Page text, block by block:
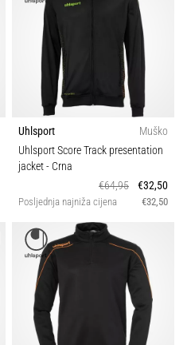
Uhlsport
Muško
Uhlsport Score Track presentation
jacket- Crna
€64,95
€32,50
Posljednja najniža cijena €32,50